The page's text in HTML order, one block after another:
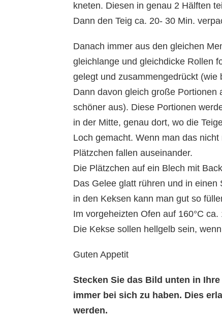
kneten. Diesen in genau 2 Hälften
Dann den Teig ca. 20- 30 Min.
Danach immer aus den gleichen
gleichlange und gleichdicke Rollen
gelegt und zusammengedrückt (wie
Dann davon gleich große
schöner aus). Diese Portionen
in der Mitte, genau dort, wo die
Loch gemacht. Wenn man das
Plätzchen fallen auseinander.
Die Plätzchen auf ein Blech mit
Das Gelee glatt rühren und in
in den Keksen kann man gut so
Im vorgeheizten Ofen auf 160°C
Die Kekse sollen hellgelb sein,
Guten Appetit
Stecken Sie das Bild unten in
immer bei sich zu haben. Dies
werden.